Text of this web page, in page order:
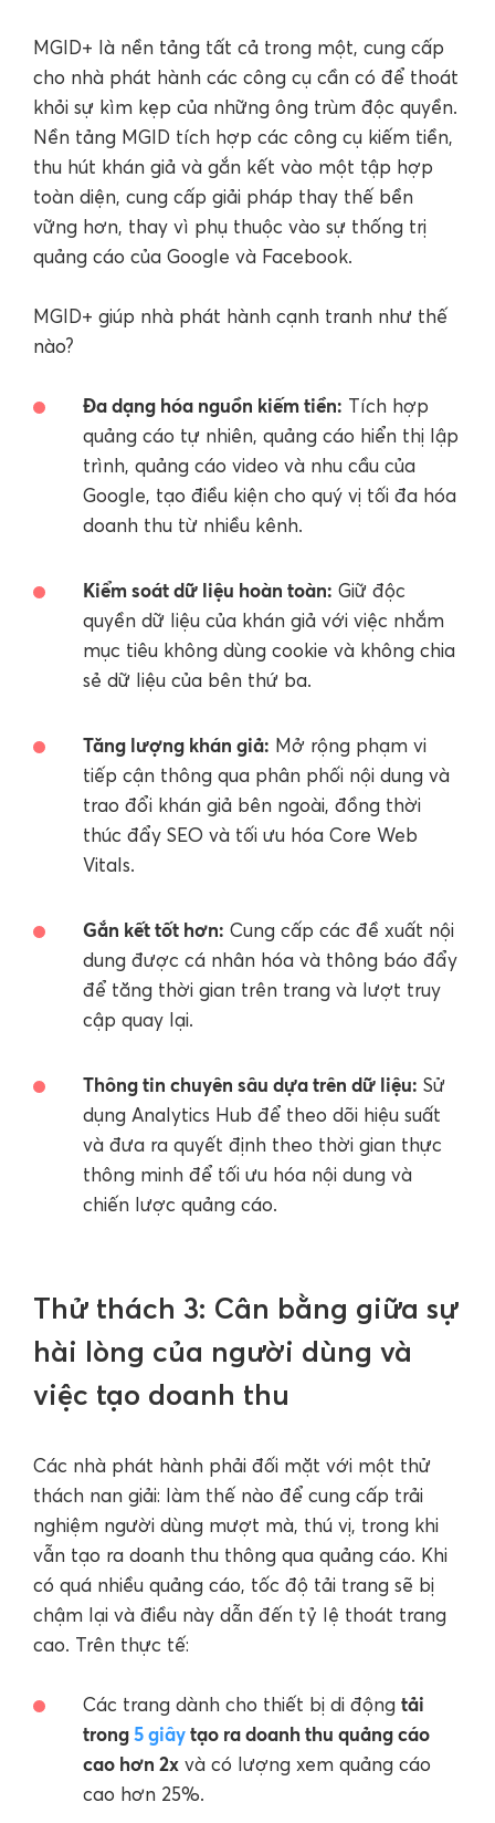
MGID+ là nền tảng tất cả trong một, cung cấp
cho nhà phát hành các công cụ cần có để thoát
khỏi sự kìm kẹp của những ông trùm độc quyền.
Nền tảng MGID tích hợp các công cụ kiếm tiền,
thu hút khán giả và gắn kết vào một tập hợp
toàn diện, cung cấp giải pháp thay thế bền
vững hơn, thay vì phụ thuộc vào sự thống trị
quảng cáo của Google và Facebook.
MGID+ giúp nhà phát hành cạnh tranh như thế
nào?
Đa dạng hóa nguồn kiếm tiền: Tích hợp
quảng cáo tự nhiên, quảng cáo hiển thị lập
trình, quảng cáo video và nhu cầu của
Google, tạo điều kiện cho quý vị tối đa hóa
doanh thu từ nhiều kênh.
Kiểm soát dữ liệu hoàn toàn: Giữ độc
quyền dữ liệu của khán giả với việc nhắm
mục tiêu không dùng cookie và không chia
sẻ dữ liệu của bên thứ ba.
Tăng lượng khán giả: Mở rộng phạm vi
tiếp cận thông qua phân phối nội dung và
trao đổi khán giả bên ngoài, đồng thời
thúc đẩy SEO và tối ưu hóa Core Web
Vitals.
Gắn kết tốt hơn: Cung cấp các đề xuất nội
dung được cá nhân hóa và thông báo đẩy
để tăng thời gian trên trang và lượt truy
cập quay lại.
Thông tin chuyên sâu dựa trên dữ liệu: Sử
dụng Analytics Hub để theo dõi hiệu suất
và đưa ra quyết định theo thời gian thực
thông minh để tối ưu hóa nội dung và
chiến lược quảng cáo.
Thử thách 3: Cân bằng giữa sự
hài lòng của người dùng và
việc tạo doanh thu
Các nhà phát hành phải đối mặt với một thử
thách nan giải: làm thế nào để cung cấp trải
nghiệm người dùng mượt mà, thú vị, trong khi
vẫn tạo ra doanh thu thông qua quảng cáo. Khi
có quá nhiều quảng cáo, tốc độ tải trang sẽ bị
chậm lại và điều này dẫn đến tỷ lệ thoát trang
cao. Trên thực tế:
Các trang dành cho thiết bị di động tải
trong5 giâytạo ra doanh thu quảng cáo
cao hơn 2x và có lượng xem quảng cáo
cao hơn 25%.